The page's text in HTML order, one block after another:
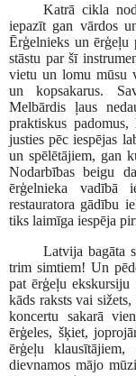
Katrā cikla
iepazīt gan vārdos
Ērģelnieks un ērģeļu
stāstu par šī
vietu un lomu mūsu
un kopsakarus.
Melbārdis ļaus
praktiskus
justies pēc iespējas
un spēlētājiem, gan
Nodarbības beigu
ērģelnieka vadībā
restauratora gādību
tiks laimīga iespēja
Latvija bagāta
trim simtiem! Un
pat ērģeļu
kāds raksts vai
koncertu sakarā
ērģeles, šķiet,
ērģeļu klausītājiem,
dievnamos mājo